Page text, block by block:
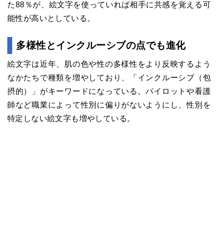
た88％が、絵文字を使っていれば相手に共感を覚える可
能性が高いとしている。
多様性とインクルーシブの点でも進化
絵文字は近年、肌の色や性の多様性をより反映するよう
なかたちで種類を増やしており、「インクルーシブ（包
摂的）」がキーワードになっている。パイロットや看護
師など職業によって性別に偏りがないようにし、性別を
特定しない絵文字も増やしている。